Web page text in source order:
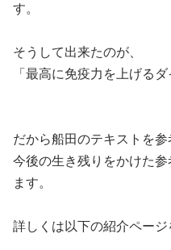
す。
そうして出来たのが、
「最高に免疫力を上げる
だから船田のテキストを参
今後の生き残りをかけた
ます。
詳しくは以下の紹介ページ